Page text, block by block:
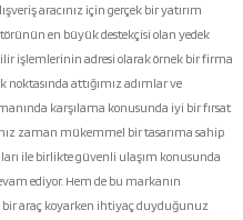
aracınız için gerçek bir yatırım
en büyük destekçisi olan yedek
işlemlerinin adresi olarak örnek bir firma
attığımız adımlar ve
karşılama konusunda iyi bir fırsat
zaman mükemmel bir tasarıma sahip
ile birlikte güvenli ulaşım konusunda
ediyor. Hem de bu markanın
araç koyarken ihtiyaç duyduğunuz